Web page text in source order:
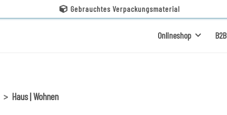
Gebrauchtes Verpackungsmaterial
Onlineshop B2B
Haus | Wohnen